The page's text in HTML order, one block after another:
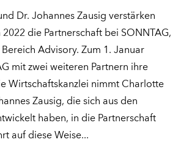
Dr. Johannes Zausig verstärken
die Partnerschaft bei SONNTAG,
Advisory. Zum 1. Januar
mit zwei weiteren Partnern ihre
Wirtschaftskanzlei nimmt Charlotte
Zausig, die sich aus den
haben, in die Partnerschaft
auf diese Weise